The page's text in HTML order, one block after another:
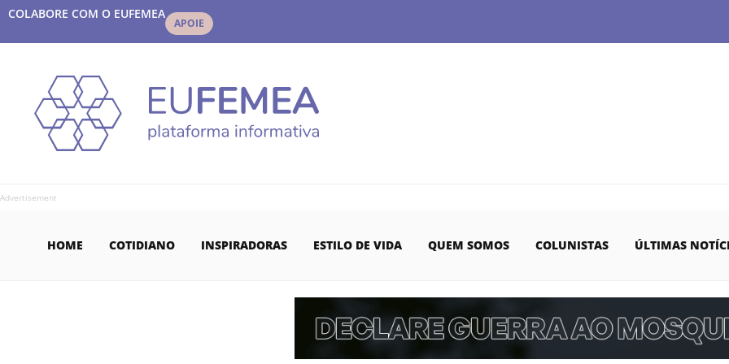
COLABORE COM O EUFEMEA
APOIE
Advertisement
HOME COTIDIANO INSPIRADORAS ESTILO DE VIDA QUEM SOMOS COLUNISTAS ÚLTIMAS